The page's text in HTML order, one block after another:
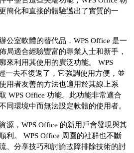
簡化和直接的體驗邁出了實質的一
公室軟體的替代品，WPS Office 是一
局適合經驗豐富的專業人士和新手，
來利用其使用的廣泛功能。 WPS
一去不復返了，它強調使用方便，並
用者友善的方法也適用於其線上系
WPS Office 功能。此功能非常適合
同環境中而無法設定軟體的使用者。
源，WPS Office 的新用戶會發現與其
利。 WPS Office 周圍的社群也不斷
、分享技巧和討論故障排除技術的討